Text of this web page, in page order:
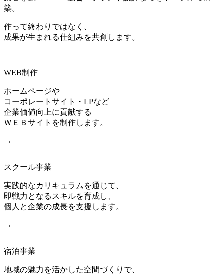
築。
作って終わりではなく、
成果が生まれる仕組みを共創します。
WEB制作
ホームページや
コーポレートサイト・LPなど
企業価値向上に貢献する
ＷＥＢサイトを制作します。
→
スクール事業
実践的なカリキュラムを通じて、
即戦力となるスキルを育成し、
個人と企業の成長を支援します。
→
宿泊事業
地域の魅力を活かした空間づくりで、